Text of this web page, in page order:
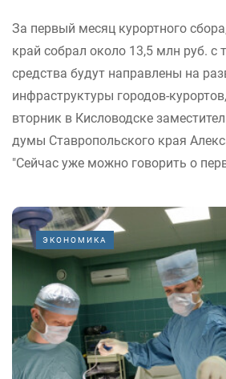
За первый месяц курортного
край собрал около 13,5 млн руб. с
средства будут направлены на
инфраструктуры городов-
вторник в Кисловодске
думы Ставропольского края
"Сейчас уже можно говорить о
ЭКОНОМИКА